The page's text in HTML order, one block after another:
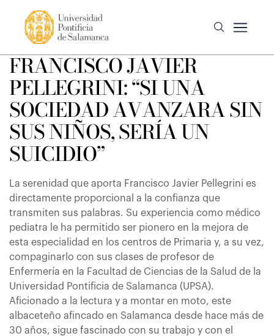
FRANCISCO JAVIER
PELLEGRINI: “SI UNA
SOCIEDAD AVANZARA SIN
SUS NIÑOS, SERÍA UN
SUICIDIO”
La serenidad que aporta Francisco Javier Pellegrini es
directamente proporcional a la confianza que
transmiten sus palabras. Su experiencia como médico
pediatra le ha permitido ser pionero en la mejora de
esta especialidad en los centros de Primaria y, a su vez,
compaginarlo con sus clases de profesor de
Enfermería en la Facultad de Ciencias de la Salud de la
Universidad Pontificia de Salamanca (UPSA).
Aficionado a la lectura y a montar en moto, este
albaceteño afincado en Salamanca desde hace más de
30 años, sigue fascinado con su trabajo y con el